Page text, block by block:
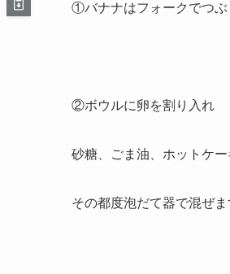
①バナナはフォークでつぶ
②ボウルに卵を割り入れ
砂糖、ごま油、ホットケ
その都度泡だて器で混ぜま